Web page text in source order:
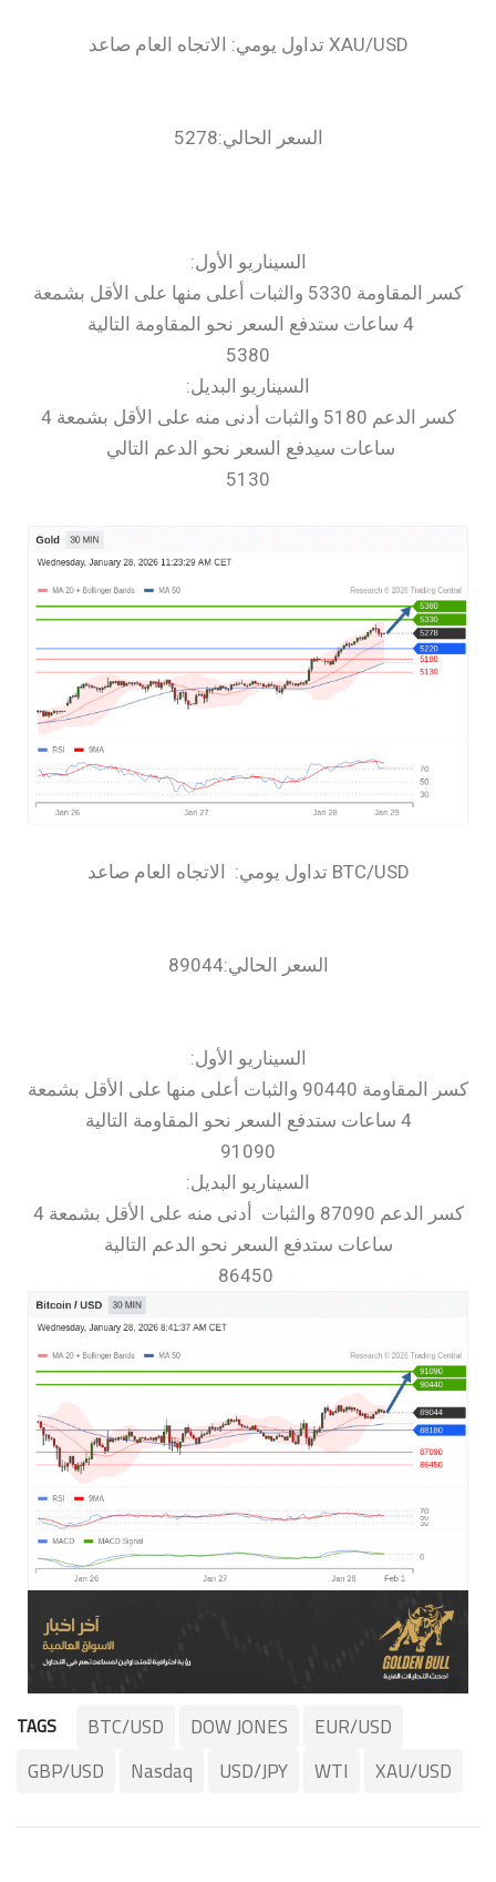
السعر الحالي:5278
‏السيناريو الأول:
كسر المقاومة 5330 والثبات أعلى منها على الأقل بشمعة
4 ساعات ستدفع السعر نحو المقاومة التالية
5380
السيناريو البديل:
كسر الدعم 5180 والثبات أدنى منه على الأقل بشمعة 4
ساعات سيدفع السعر نحو الدعم التالي
5130
السعر الحالي:89044
السيناريو الأول:
كسر المقاومة 90440 والثبات أعلى منها على الأقل بشمعة
4 ساعات ستدفع السعر نحو المقاومة التالية
91090
السيناريو البديل:
كسر الدعم 87090 والثبات أدنى منه على الأقل بشمعة 4
ساعات ستدفع السعر نحو الدعم التالية
TAGS BTC/USD DOW JONES
EUR/USD
GBP/USD
Nasdaq USD/JPY WTI XAU/USD